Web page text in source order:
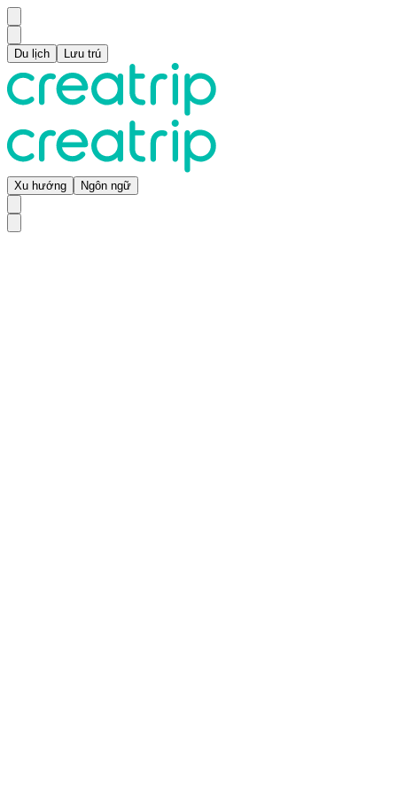
Du lịch Lưu trú
Xu hướng Ngôn ngữ